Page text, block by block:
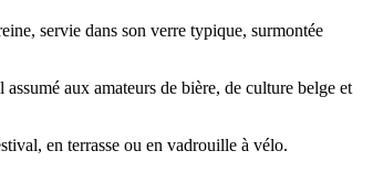
servie dans son verre typique, surmontée
aux amateurs de bière, de culture belge et
en terrasse ou en vadrouille à vélo.